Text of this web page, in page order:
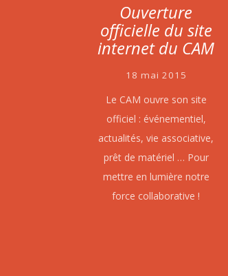
Ouverture
officielle du site
internet du CAM
18 mai 2015
Le CAM ouvre son site
officiel : événementiel,
actualités, vie associative,
prêt de matériel … Pour
mettre en lumière notre
force collaborative !